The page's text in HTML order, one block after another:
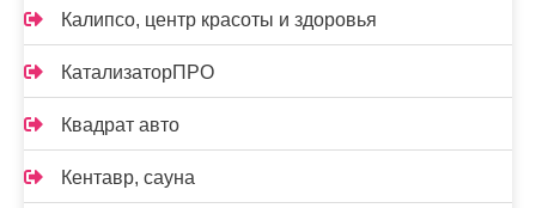
Калипсо, центр красоты и здоровья
КатализаторПРО
Квадрат авто
Кентавр, сауна